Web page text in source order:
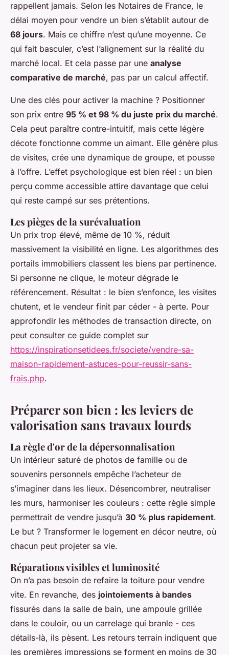
rappellent jamais. Selon les Notaires de France, le
délai moyen pour vendre un bien s’établit autour de
68 jours. Mais ce chiffre n’est qu’une moyenne. Ce
qui fait basculer, c’est l’alignement sur la réalité du
marché local. Et cela passe par une analyse
comparative de marché, pas par un calcul affectif.
Une des clés pour activer la machine ? Positionner
son prix entre 95 % et 98 % du juste prix du marché.
Cela peut paraître contre-intuitif, mais cette légère
décote fonctionne comme un aimant. Elle génère plus
de visites, crée une dynamique de groupe, et pousse
à l’offre. L’effet psychologique est bien réel : un bien
perçu comme accessible attire davantage que celui
qui reste campé sur ses prétentions.
Les pièges de la surévaluation
Un prix trop élevé, même de 10 %, réduit
massivement la visibilité en ligne. Les algorithmes des
portails immobiliers classent les biens par pertinence.
Si personne ne clique, le moteur dégrade le
référencement. Résultat : le bien s’enfonce, les visites
chutent, et le vendeur finit par céder - à perte. Pour
approfondir les méthodes de transaction directe, on
peut consulter ce guide complet sur
https://inspirationsetidees.fr/societe/vendre-sa-
maison-rapidement-astuces-pour-reussir-sans-
frais.php.
Préparer son bien : les leviers de
valorisation sans travaux lourds
La règle d'or de la dépersonnalisation
Un intérieur saturé de photos de famille ou de
souvenirs personnels empêche l’acheteur de
s’imaginer dans les lieux. Désencombrer, neutraliser
les murs, harmoniser les couleurs : cette règle simple
permettrait de vendre jusqu’à 30 % plus rapidement.
Le but ? Transformer le logement en décor neutre, où
chacun peut projeter sa vie.
Réparations visibles et luminosité
On n’a pas besoin de refaire la toiture pour vendre
vite. En revanche, des jointoiements à bandes
fissurés dans la salle de bain, une ampoule grillée
dans le couloir, ou un carrelage qui branle - ces
détails-là, ils pèsent. Les retours terrain indiquent que
les premières impressions se forment en moins de 30